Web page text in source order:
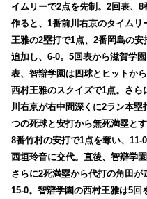
イムリーで2点を先制。2回表、
作ると、1番前川右京のタイム
王雅の2塁打で1点、2番岡島の
追加し、6-0。5回表から滋賀学
表、智辯学園は四球とヒットか
西村王雅のスクイズで1点。さ
川右京が右中間深くに2ラン本
つの死球と安打から無死満塁と
8番竹村の安打で1点を奪い、
西垣玲音に交代。直後、智辯学
さらに2死満塁から代打の角田が
15-0。智辯学園の西村王雅は5